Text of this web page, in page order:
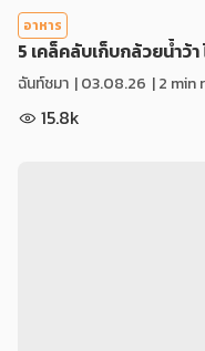
อาหาร
5 เคล็คลับเก็บกล้วยน้ำว้
ฉันท์ชมา |03.08.26 | 2 min
15.8k